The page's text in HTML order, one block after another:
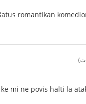
romantikan
mi ne povis halti la